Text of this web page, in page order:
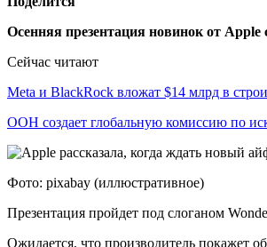
Осенняя презентация новинок от
Сейчас читают
Meta и BlackRock вложат $14 млрд в
ООН создает глобальную комиссию по
Фото: pixabay (иллюстративное)
Презентация пройдет под слоганом
Ожидается, что производитель покажет